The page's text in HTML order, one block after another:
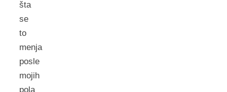
šta
se
to
menja
posle
mojih
pola